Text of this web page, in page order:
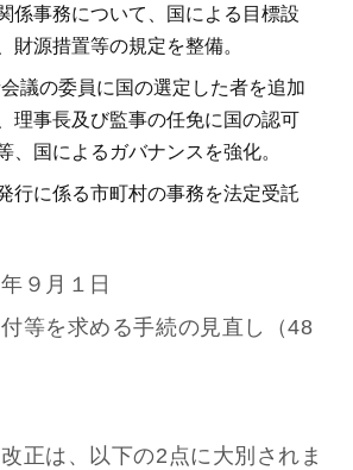
係事務について、国による目標設
財源措置等の規定を整備。
議の委員に国の選定した者を追加
理事長及び監事の任免に国の認可
、国によるガバナンスを強化。
行に係る市町村の事務を法定受託
９月１日
等を求める手続の見直し（48
正は、以下の2点に大別されま